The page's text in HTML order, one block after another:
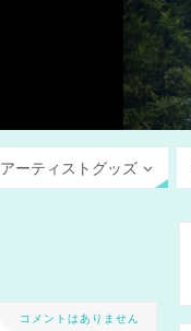
アーティストグッズ
コメントはありません